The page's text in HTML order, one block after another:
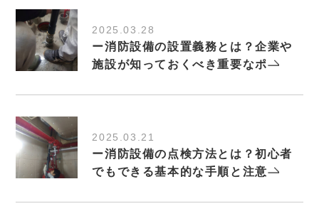
2025.03.28
ー消防設備の設置義務とは？企業や
施設が知っておくべき重要なポ
2025.03.21
ー消防設備の点検方法とは？初心者
でもできる基本的な手順と注意